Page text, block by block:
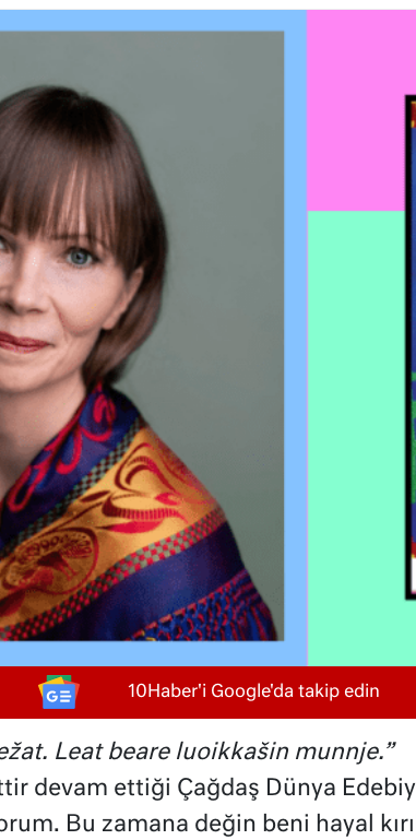
10Haber'i Google'da takip edin
Leat beare luoikkašin munnje.”
devam ettiği Çağdaş Dünya
Bu zamana değin beni hayal